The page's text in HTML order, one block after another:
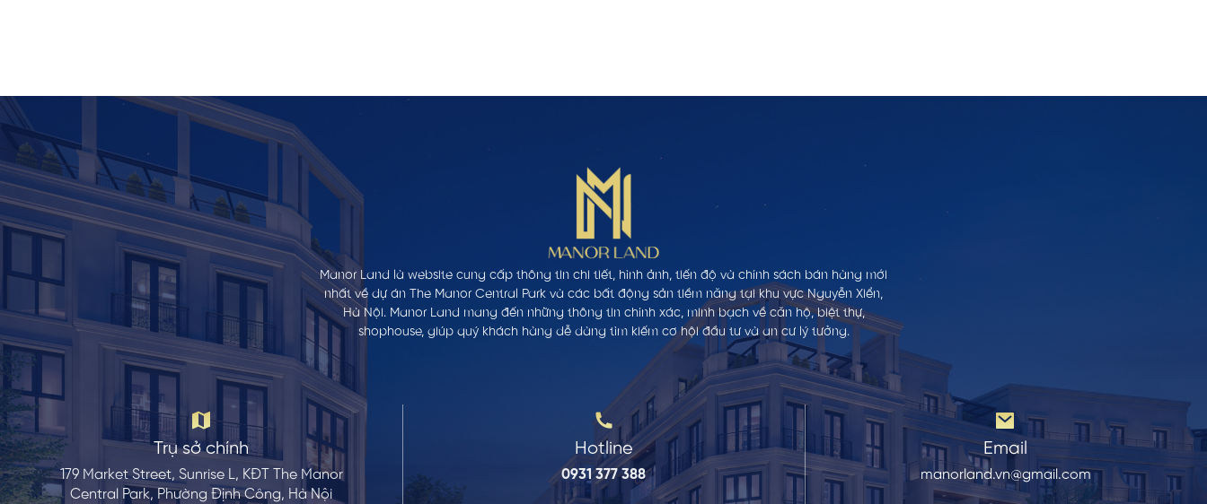
Manor Land là website cung cấp thông tin chi tiết, hình ảnh, tiến độ và chính sách bán hàng mới
nhất về dự án The Manor Central Park và các bất động sản tiềm năng tại khu vực Nguyễn Xiển,
Hà Nội. Manor Land mang đến những thông tin chính xác, minh bạch về căn hộ, biệt thự,
shophouse, giúp quý khách hàng dễ dàng tìm kiếm cơ hội đầu tư và an cư lý tưởng.
Trụ sở chính
179 Market Street, Sunrise L, KĐT The Manor
Central Park, Phường Định Công, Hà Nội
Hotline
0931 377 388
Email
manorland.vn@gmail.com